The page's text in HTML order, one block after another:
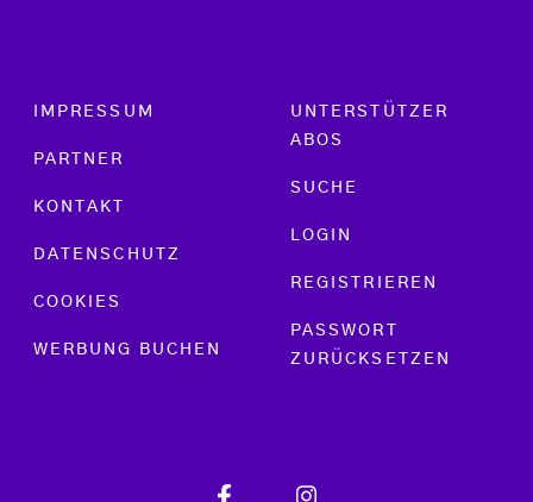
Footer menu
IMPRESSUM
PARTNER
KONTAKT
DATENSCHUTZ
COOKIES
WERBUNG BUCHEN
UNTERSTÜTZER
ABOS
SUCHE
LOGIN
REGISTRIEREN
PASSWORT
ZURÜCKSETZEN